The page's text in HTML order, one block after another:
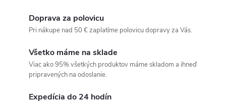
Doprava za polovicu
Pri nákupe nad 50 € zaplatíme polovicu dopravy za Vás.
Všetko máme na sklade
Viac ako 95% všetkých produktov máme skladom a ihneď
pripravených na odoslanie.
Expedícia do 24 hodín